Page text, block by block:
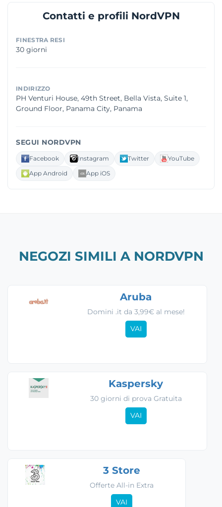
Contatti e profili NordVPN
FINESTRA RESI
30 giorni
INDIRIZZO
PH Venturi House, 49th Street, Bella Vista, Suite 1,
Ground Floor, Panama City, Panama
SEGUI NORDVPN
Facebook Instagram Twitter
YouTube
App Android
App iOS
NEGOZI SIMILI A NORDVPN
Aruba
Domini .it da 3,99€ al mese!
VAI
Kaspersky
30 giorni di prova Gratuita
VAI
3 Store
Offerte All-in Extra
VAI